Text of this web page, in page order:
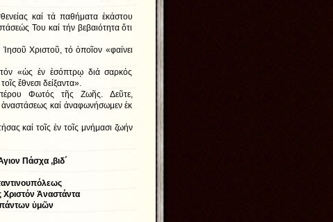
καί τά παθήματα ἑκάστου
Του καί τήν βεβαιότητα ὅτι
Χριστοῦ, τό ὁποῖον «φαίνει
«ὡς ἐν ἐσόπτρῳ διά σαρκός
ἔθνεσι δείξαντα».
Φωτός τῆς Ζωῆς. Δεῦτε,
καί ἀναφωνήσωμεν ἐκ
καί τοῖς ἐν τοῖς μνήμασι ζωήν
,βιδ΄
Ἀναστάντα
ὑμῶν